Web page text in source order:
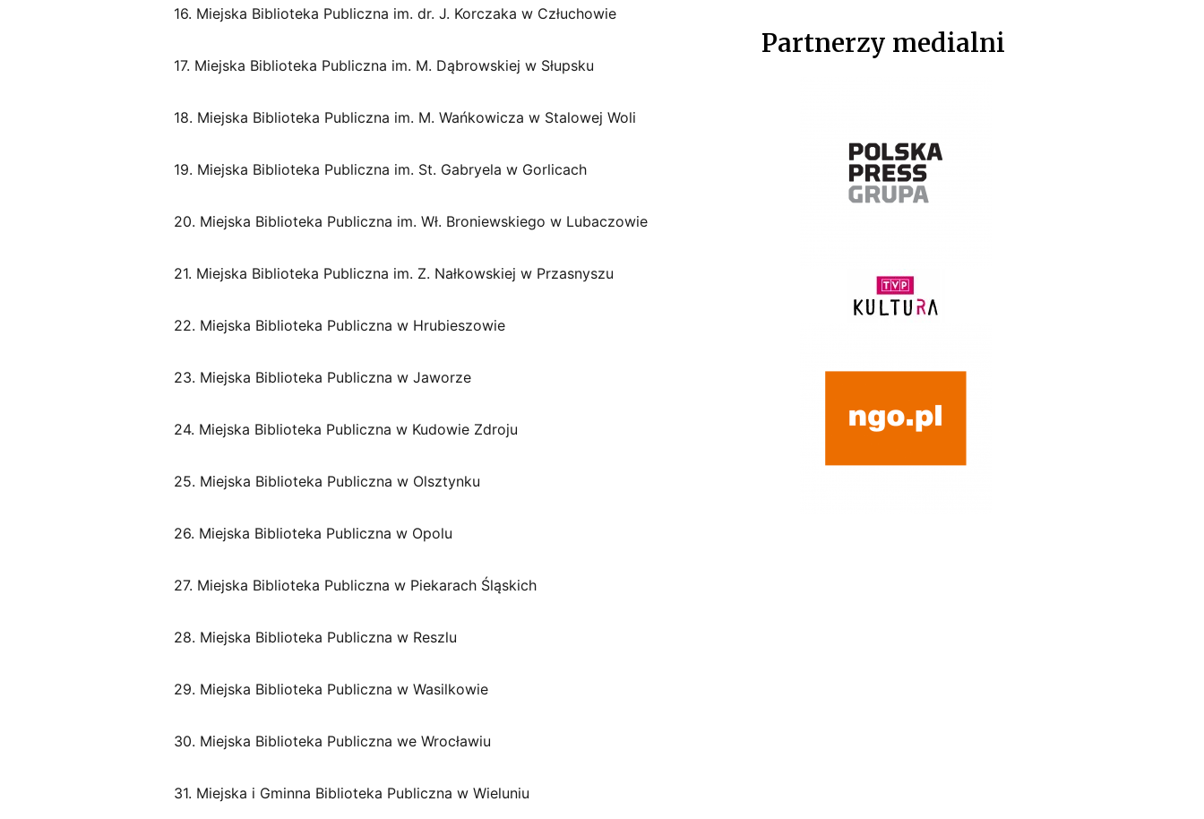
16. Miejska Biblioteka Publiczna im. dr. J. Korczaka w Człuchowie
17. Miejska Biblioteka Publiczna im. M. Dąbrowskiej w Słupsku
18. Miejska Biblioteka Publiczna im. M. Wańkowicza w Stalowej Woli
19. Miejska Biblioteka Publiczna im. St. Gabryela w Gorlicach
20. Miejska Biblioteka Publiczna im. Wł. Broniewskiego w Lubaczowie
21. Miejska Biblioteka Publiczna im. Z. Nałkowskiej w Przasnyszu
22. Miejska Biblioteka Publiczna w Hrubieszowie
23. Miejska Biblioteka Publiczna w Jaworze
24. Miejska Biblioteka Publiczna w Kudowie Zdroju
25. Miejska Biblioteka Publiczna w Olsztynku
26. Miejska Biblioteka Publiczna w Opolu
27. Miejska Biblioteka Publiczna w Piekarach Śląskich
28. Miejska Biblioteka Publiczna w Reszlu
29. Miejska Biblioteka Publiczna w Wasilkowie
30. Miejska Biblioteka Publiczna we Wrocławiu
31. Miejska i Gminna Biblioteka Publiczna w Wieluniu
Partnerzy medialni